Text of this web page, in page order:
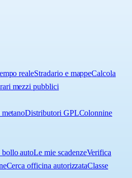
realeStradario e mappeCalcola
mezzi pubblici
Distributori GPLColonnine
autoLe mie scadenzeVerifica
Cerca officina autorizzataClasse